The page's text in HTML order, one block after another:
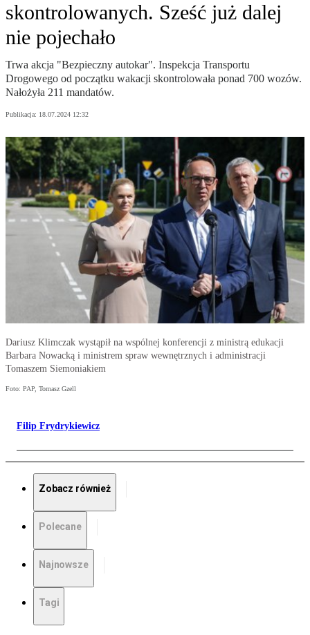
skontrolowanych. Sześć już dalej
nie pojechało
Trwa akcja "Bezpieczny autokar". Inspekcja Transportu
Drogowego od początku wakacji skontrolowała ponad 700 wozów.
Nałożyła 211 mandatów.
Publikacja: 18.07.2024 12:32
Dariusz Klimczak wystąpił na wspólnej konferencji z ministrą edukacji
Barbara Nowacką i ministrem spraw wewnętrznych i administracji
Tomaszem Siemoniakiem
Foto: PAP, Tomasz Gzell
Filip Frydrykiewicz
Zobacz również
Polecane
Najnowsze
Tagi